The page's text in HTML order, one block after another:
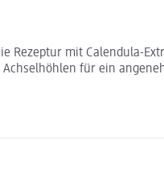
Rezeptur mit Calendula-
für ein